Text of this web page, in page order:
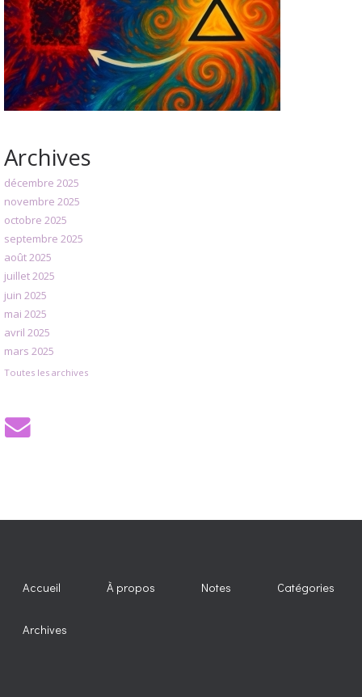
Archives
décembre 2025
novembre 2025
octobre 2025
septembre 2025
août 2025
juillet 2025
juin 2025
mai 2025
avril 2025
mars 2025
Toutes les archives
Accueil À propos Notes Catégories
Archives